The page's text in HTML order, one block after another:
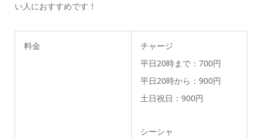
い人におすすめです！
料金
チャージ
平日20時まで：700円
平日20時から：900円
土日祝日：900円
シーシャ